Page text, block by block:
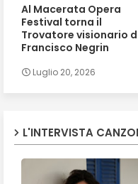
Al Macerata Opera
Festival torna il
Trovatore visionario
Francisco Negrin
Luglio 20, 2026
L'INTERVISTA